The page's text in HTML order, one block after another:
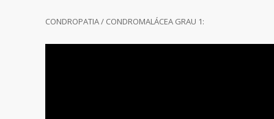
CONDROPATIA / CONDROMALÁCEA GRAU 1: